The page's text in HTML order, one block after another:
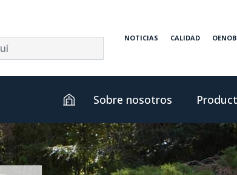
NOTICIAS CALIDAD
Sobre nosotros